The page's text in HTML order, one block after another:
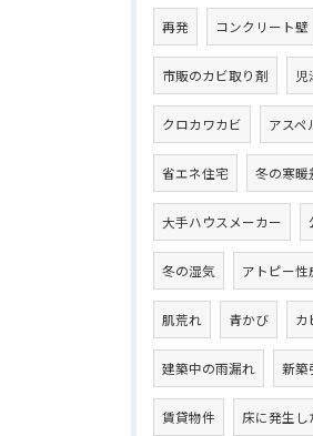
再発 コンクリート壁
市販のカビ取り剤 児
クロカワカビ アスペ
省エネ住宅 冬の寒暖
大手ハウスメーカー
冬の湿気 アトピー性
肌荒れ 青かび カ
建築中の雨漏れ 新築
賃貸物件 床に発生し